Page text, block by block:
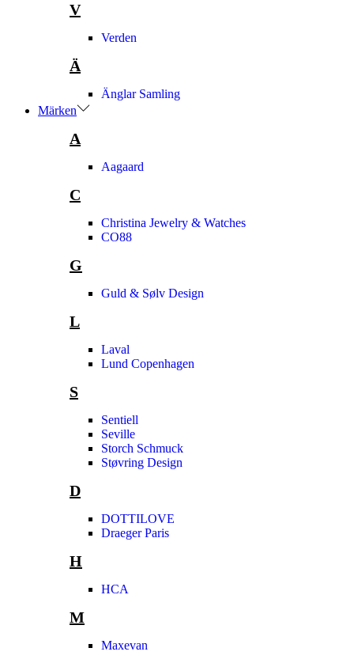
V
Verden
Ä
Änglar Samling
Märken
A
Aagaard
C
Christina Jewelry & Watches
CO88
G
Guld & Sølv Design
L
Laval
Lund Copenhagen
S
Sentiell
Seville
Storch Schmuck
Støvring Design
D
DOTTILOVE
Draeger Paris
H
HCA
M
Maxevan